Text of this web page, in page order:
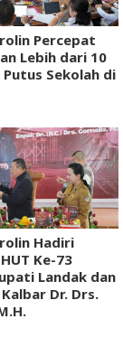
Percepat
Lebih dari 10
Putus Sekolah di
Hadiri
Ke-73
Landak dan
Dr. Drs.